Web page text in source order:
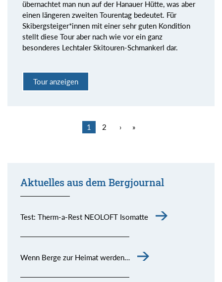
übernachtet man nun auf der Hanauer Hütte, was aber
einen längeren zweiten Tourentag bedeutet. Für
Skibergsteiger*innen mit einer sehr guten Kondition
stellt diese Tour aber nach wie vor ein ganz
besonderes Lechtaler Skitouren-Schmankerl dar.
Tour anzeigen
1 2 › »
Aktuelles aus dem Bergjournal
Test: Therm-a-Rest NEOLOFT Isomatte
Wenn Berge zur Heimat werden…